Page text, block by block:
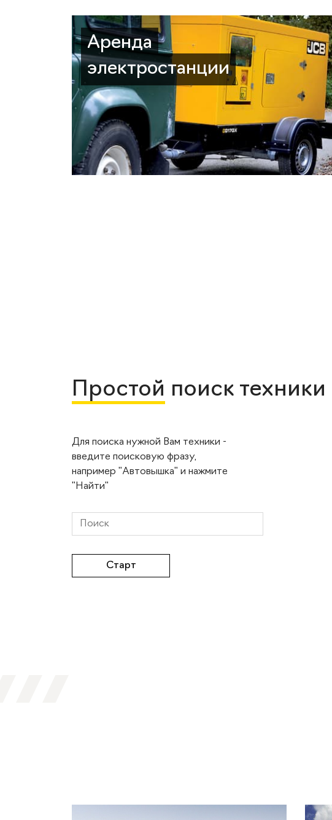
Аренда
электростанции
Простой поиск техники
Для поиска нужной Вам техники -
введите поисковую фразу,
например "Автовышка" и нажмите
"Найти"